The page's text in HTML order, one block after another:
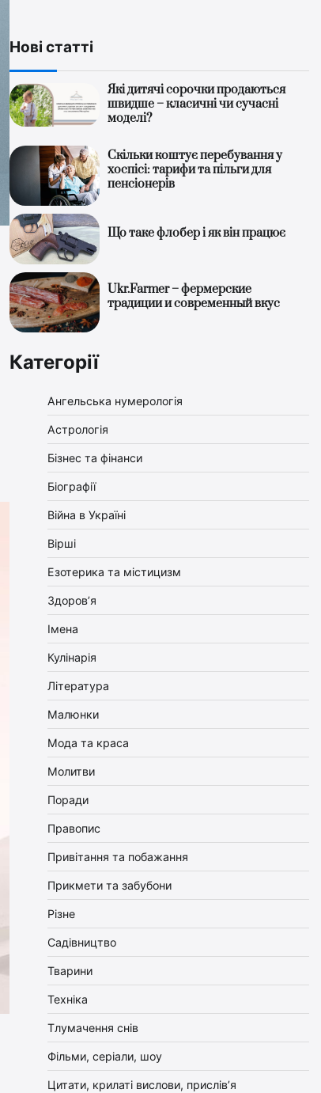
Нові статті
Які дитячі сорочки продаються
швидше – класичні чи сучасні
моделі?
Скільки коштує перебування у
хоспісі: тарифи та пільги для
пенсіонерів
Що таке флобер і як він працює
Ukr.Farmer – фермерские
традиции и современный вкус
Категорії
Ангельська нумерологія
Астрологія
Бізнес та фінанси
Біографії
Війна в Україні
Вірші
Езотерика та містицизм
Здоров’я
Імена
Кулінарія
Література
Малюнки
Мода та краса
Молитви
Поради
Правопис
Привітання та побажання
Прикмети та забубони
Різне
Садівництво
Тварини
Техніка
Тлумачення снів
Фільми, серіали, шоу
Цитати, крилаті вислови, прислів’я